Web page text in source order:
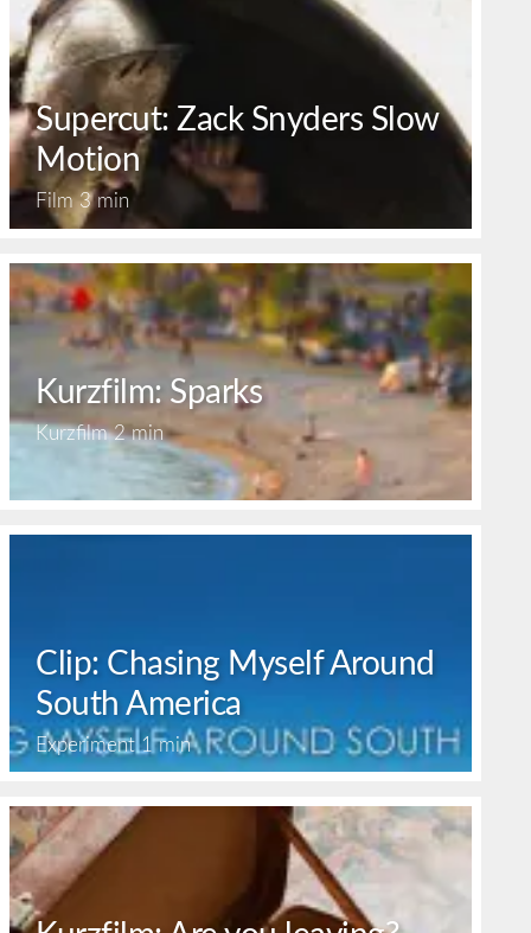
Supercut: Zack Snyders Slow
Motion
Film3 min
Kurzfilm: Sparks
Kurzfilm2 min
Clip: Chasing Myself Around
South America
Experiment1 min